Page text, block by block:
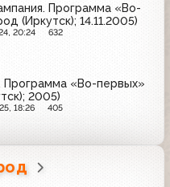
Программа «Во-
(Иркутск); 14.11.2005)
20:24 632
Программа «Во-первых»
2005)
18:26 405